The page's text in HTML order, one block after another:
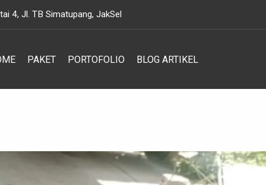
4, Jl. TB Simatupang, JakSel
PAKET PORTOFOLIO BLOG ARTIKEL